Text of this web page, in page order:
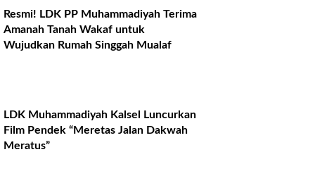
Resmi! LDK PP Muhammadiyah Terima
Amanah Tanah Wakaf untuk
Wujudkan Rumah Singgah Mualaf
LDK Muhammadiyah Kalsel Luncurkan
Film Pendek “Meretas Jalan Dakwah
Meratus”